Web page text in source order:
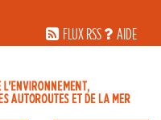
FLUX RSS
AIDE